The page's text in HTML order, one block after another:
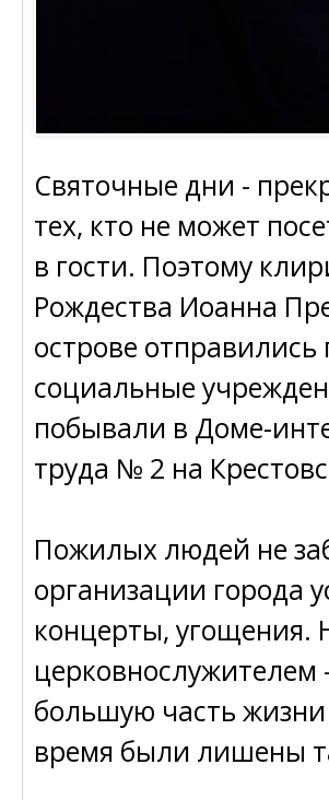
Святочные дни -
тех, кто не может
в гости. Поэтому
Рождества Иоанна
острове
социальные
побывали в Доме-
труда № 2 на
Пожилых людей не
организации города
концерты, угощения.
церковнослужителем
большую часть
время были лишены